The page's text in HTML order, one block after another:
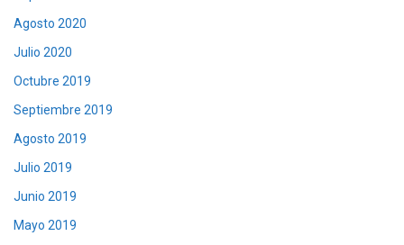
Agosto 2020
Julio 2020
Octubre 2019
Septiembre 2019
Agosto 2019
Julio 2019
Junio 2019
Mayo 2019